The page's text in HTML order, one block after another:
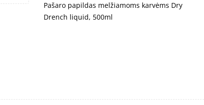
Pašaro papildas melžiamoms karvėms Dry
Drench liquid, 500ml